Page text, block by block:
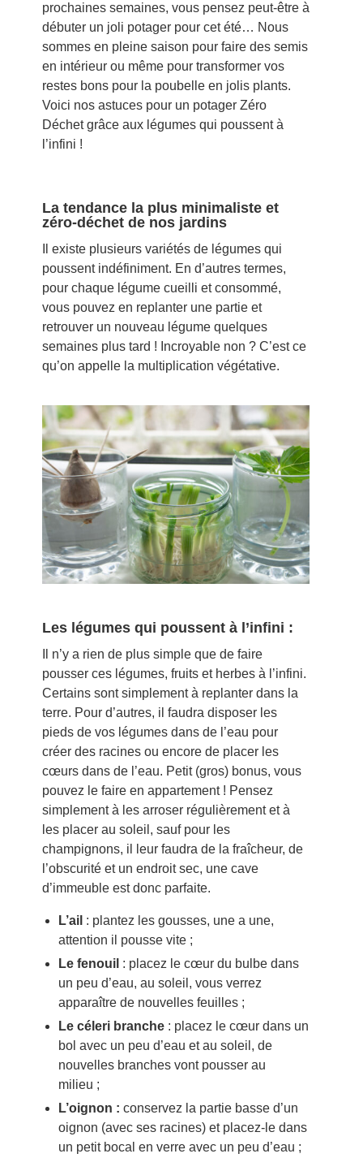
prochaines semaines, vous pensez peut-être à
débuter un joli potager pour cet été… Nous
sommes en pleine saison pour faire des semis
en intérieur ou même pour transformer vos
restes bons pour la poubelle en jolis plants.
Voici nos astuces pour un potager Zéro
Déchet grâce aux légumes qui poussent à
l’infini !
La tendance la plus minimaliste et
zéro-déchet de nos jardins
Il existe plusieurs variétés de légumes qui
poussent indéfiniment. En d’autres termes,
pour chaque légume cueilli et consommé,
vous pouvez en replanter une partie et
retrouver un nouveau légume quelques
semaines plus tard ! Incroyable non ? C’est ce
qu’on appelle la multiplication végétative.
Les légumes qui poussent à l’infini :
Il n’y a rien de plus simple que de faire
pousser ces légumes, fruits et herbes à l’infini.
Certains sont simplement à replanter dans la
terre. Pour d’autres, il faudra disposer les
pieds de vos légumes dans de l’eau pour
créer des racines ou encore de placer les
cœurs dans de l’eau. Petit (gros) bonus, vous
pouvez le faire en appartement ! Pensez
simplement à les arroser régulièrement et à
les placer au soleil, sauf pour les
champignons, il leur faudra de la fraîcheur, de
l’obscurité et un endroit sec, une cave
d’immeuble est donc parfaite.
L’ail : plantez les gousses, une a une,
attention il pousse vite ;
Le fenouil : placez le cœur du bulbe dans
un peu d’eau, au soleil, vous verrez
apparaître de nouvelles feuilles ;
Le céleri branche: placez le cœur dans un
bol avec un peu d’eau et au soleil, de
nouvelles branches vont pousser au
milieu ;
L’oignon : conservez la partie basse d’un
oignon (avec ses racines) et placez-le dans
un petit bocal en verre avec un peu d’eau ;